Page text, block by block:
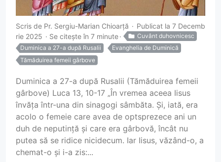
Scris de Pr. Sergiu-Marian Chioarță
Publicat la 7 Decemb
rie 2025
Se citește în 7 minute
Cuvânt duhovnicesc
Duminica a 27-a după Rusalii
Evanghelia de Duminică
Tămăduirea femeii gârbove
Duminica a 27-a după Rusalii (Tămăduirea femeii
gârbove) Luca 13, 10-17 „În vremea aceea Iisus
învăța într-una din sinagogi sâmbăta. Și, iată, era
acolo o femeie care avea de optsprezece ani un
duh de neputință și care era gârbovă, încât nu
putea să se ridice nicidecum. Iar Iisus, văzând-o, a
chemat-o și i-a zis:...